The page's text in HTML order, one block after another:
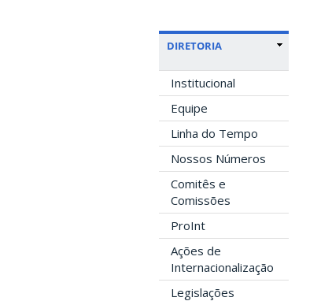
DIRETORIA
Institucional
Equipe
Linha do Tempo
Nossos Números
Comitês e
Comissões
ProInt
Ações de
Internacionalização
Legislações